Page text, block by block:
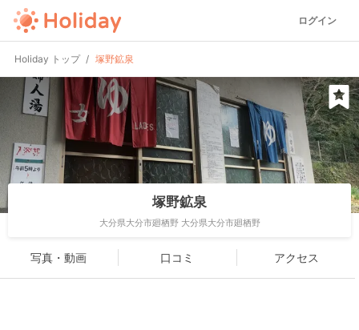
ログイン
Holiday トップ 塚野鉱泉
塚野鉱泉
大分県大分市廻栖野 大分県大分市廻栖野
写真・動画 口コミ アクセス